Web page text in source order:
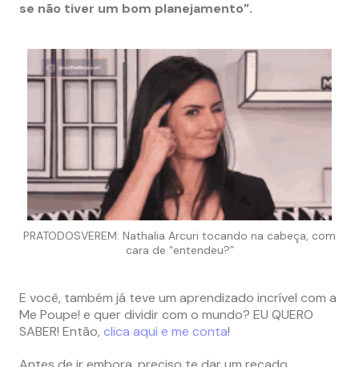
se não tiver um bom planejamento”.
PRATODOSVEREM: Nathalia Arcuri tocando na cabeça, com
cara de “entendeu?”
E você, também já teve um aprendizado incrível com a
Me Poupe! e quer dividir com o mundo? EU QUERO
SABER! Então, clica aqui e me conta!